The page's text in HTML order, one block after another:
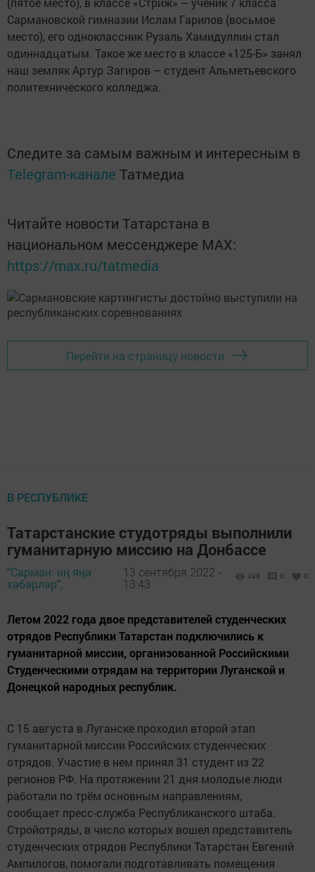
Сармановской гимназии Ислам Гарипов (восьмое
место), его одноклассник Рузаль Хамидуллин стал
одиннадцатым. Такое же место в классе «125-Б» занял
наш земляк Артур Загиров – студент Альметьевского
политехнического колледжа.
Следите за самым важным и интересным в
Telegram-канале Татмедиа
Читайте новости Татарстана в
национальном мессенджере MАХ:
https://max.ru/tatmedia
Перейти на страницу новости
В РЕСПУБЛИКЕ
Татарстанские студотряды выполнили
гуманитарную миссию на Донбассе
"Сарман: иң яңа
хәбәрләр",
13 сентября 2022 -
13:43
498 0 0
Летом 2022 года двое представителей студенческих
отрядов Республики Татарстан подключились к
гуманитарной миссии, организованной Российскими
Студенческими отрядам на территории Луганской и
Донецкой народных республик.
С 15 августа в Луганске проходил второй этап
гуманитарной миссии Российских студенческих
отрядов. Участие в нем принял 31 студент из 22
регионов РФ. На протяжении 21 дня молодые люди
работали по трём основным направлениям,
сообщает пресс-служба Республиканского штаба.
Стройотряды, в число которых вошел представитель
студенческих отрядов Республики Татарстан Евгений
Ампилогов, помогали подготавливать помещения